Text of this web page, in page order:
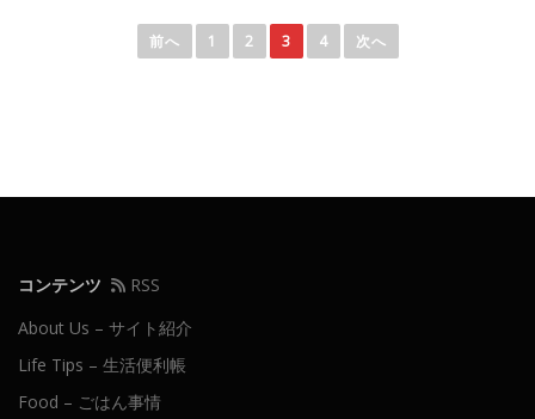
シ
前へ 1 2 3 4 次へ
コンテンツ
RSS
About Us – サイト紹介
Life Tips – 生活便利帳
Food – ごはん事情